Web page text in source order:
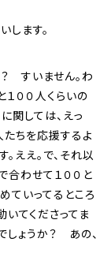
します。
すいません。わ
１００人くらいの
関しては、えっ
たちを応援するよ
ええ。で、それ以
合わせて１００と
ていってるところ
いてくださってま
しょうか？ あの、